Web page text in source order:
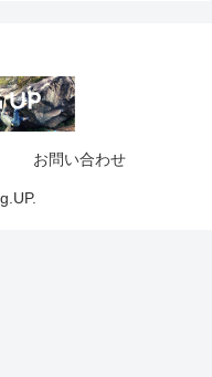
お問い合わせ